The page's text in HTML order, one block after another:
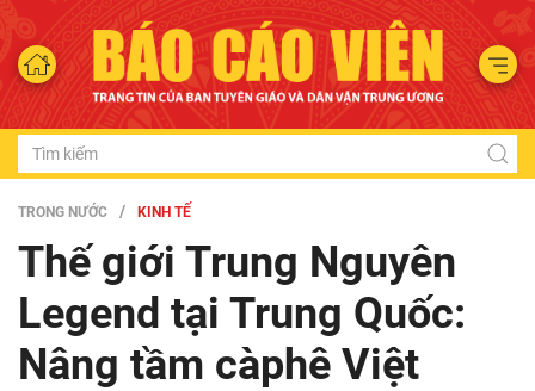
TRONG NƯỚC KINH TẾ
Thế giới Trung Nguyên
Legend tại Trung Quốc:
Nâng tầm càphê Việt